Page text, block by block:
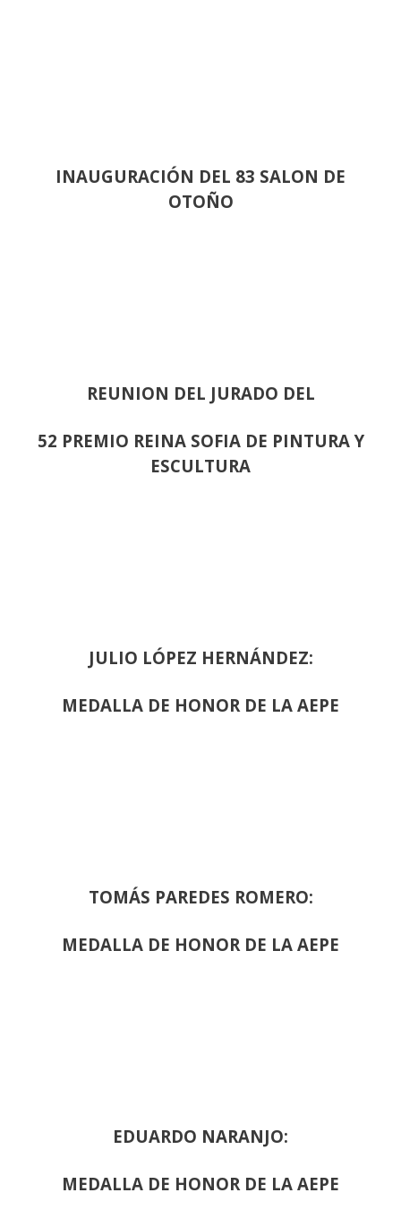
INAUGURACIÓN DEL 83 SALON DE
OTOÑO
REUNION DEL JURADO DEL
52 PREMIO REINA SOFIA DE PINTURA Y
ESCULTURA
JULIO LÓPEZ HERNÁNDEZ:
MEDALLA DE HONOR DE LA AEPE
TOMÁS PAREDES ROMERO:
MEDALLA DE HONOR DE LA AEPE
EDUARDO NARANJO:
MEDALLA DE HONOR DE LA AEPE